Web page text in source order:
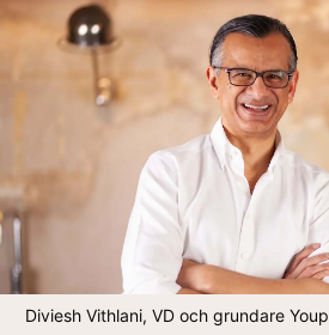
Diviesh Vithlani, VD och grundare